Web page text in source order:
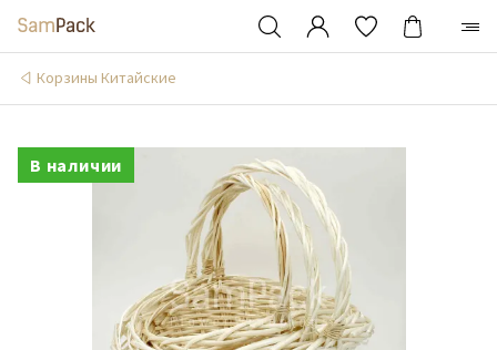
Корзины Китайские
В наличии